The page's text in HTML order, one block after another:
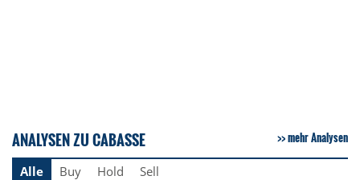
ANALYSEN ZU CABASSE mehr Analysen
Alle Buy Hold Sell